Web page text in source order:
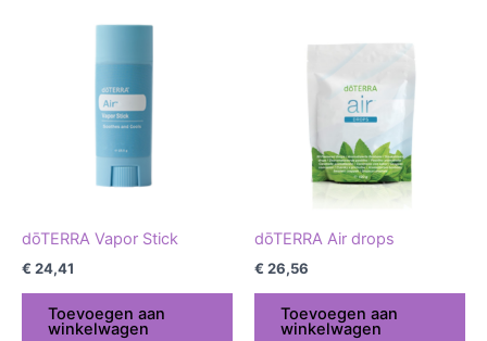
dōTERRA Vapor Stick
€ 24,41
Toevoegen aan
winkelwagen
dōTERRA Air drops
€ 26,56
Toevoegen aan
winkelwagen